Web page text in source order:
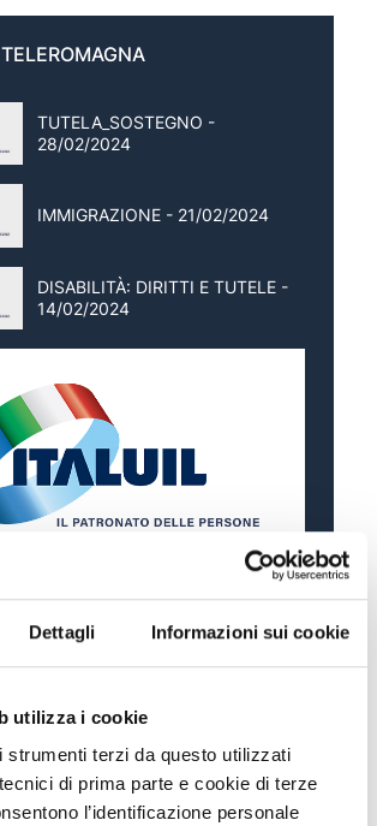
Dettagli Informazioni sui cookie
utilizza i cookie
strumenti terzi da questo utilizzati
di prima parte e cookie di terze
l’identificazione personale
TUTELA_SOSTEGNO -
28/02/2024
IMMIGRAZIONE - 21/02/2024
DISABILITÀ: DIRITTI E TUTELE -
14/02/2024